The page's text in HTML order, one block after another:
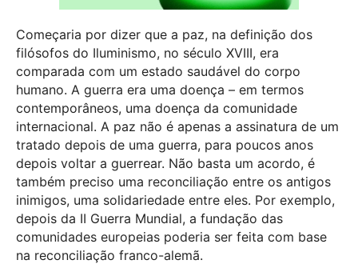
Começaria por dizer que a paz, na definição dos
filósofos do Iluminismo, no século XVIII, era
comparada com um estado saudável do corpo
humano. A guerra era uma doença – em termos
contemporâneos, uma doença da comunidade
internacional. A paz não é apenas a assinatura de um
tratado depois de uma guerra, para poucos anos
depois voltar a guerrear. Não basta um acordo, é
também preciso uma reconciliação entre os antigos
inimigos, uma solidariedade entre eles. Por exemplo,
depois da II Guerra Mundial, a fundação das
comunidades europeias poderia ser feita com base
na reconciliação franco-alemã.